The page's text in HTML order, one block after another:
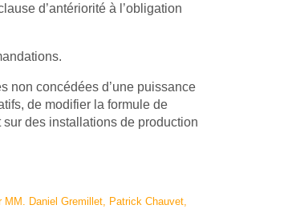
d’antériorité à l’obligation
non concédées d’une puissance
de modifier la formule de
des installations de production
Daniel Gremillet, Patrick Chauvet,